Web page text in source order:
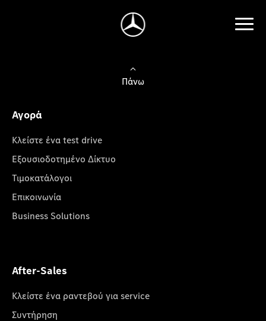
Πάνω
Αγορά
Κλείστε ένα test drive
Εξουσιοδοτημένο Δίκτυο
Τιμοκατάλογοι
Επικοινωνία
Business Solutions
After-Sales
Κλείστε ένα ραντεβού για service
Συντήρηση